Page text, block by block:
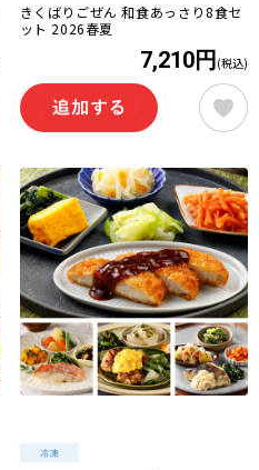
きくばりごぜん 和食あっさり8食セ
ット 2026春夏
7,210円 (税込)